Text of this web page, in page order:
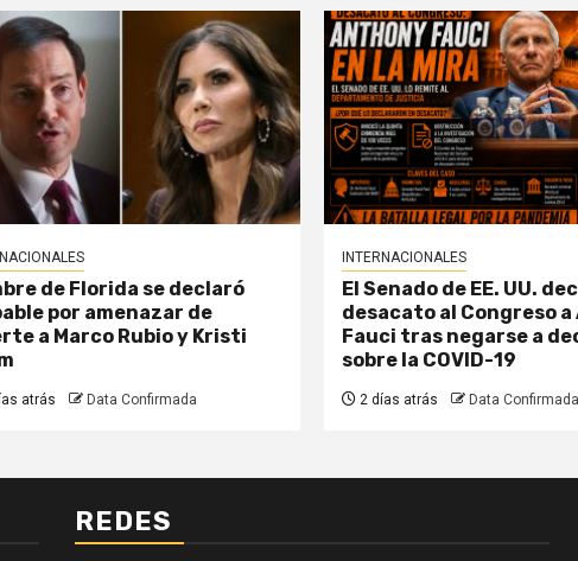
de Florida se declaró
por amenazar de
a Marco Rubio y Kristi
atrás Data Confirmada
INTERNACIONALES
El Senado de EE. UU.
desacato al Congreso
Fauci tras negarse a
sobre la COVID-19
2 días atrás Data Confirmada
REDES